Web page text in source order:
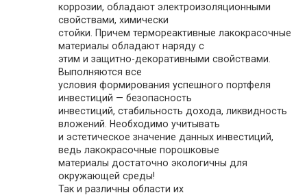
коррозии, обладают электроизоляционными
свойствами, химически
стойки. Причем термореактивные лакокрасочные
материалы обладают наряду с
этим и защитно-декоративными свойствами.
Выполняются все
условия формирования успешного портфеля
инвестиций — безопасность
инвестиций, стабильность дохода, ликвидность
вложений. Необходимо учитывать
и эстетическое значение данных инвестиций,
ведь лакокрасочные порошковые
материалы достаточно экологичны для
окружающей среды!
Так и различны области их